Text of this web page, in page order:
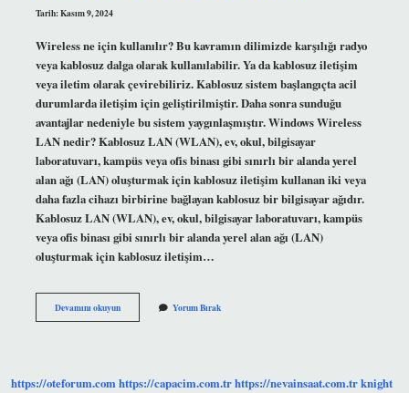
Tarih: Kasım 9, 2024
Wireless ne için kullanılır? Bu kavramın dilimizde karşılığı radyo
veya kablosuz dalga olarak kullanılabilir. Ya da kablosuz iletişim
veya iletim olarak çevirebiliriz. Kablosuz sistem başlangıçta acil
durumlarda iletişim için geliştirilmiştir. Daha sonra sunduğu
avantajlar nedeniyle bu sistem yaygınlaşmıştır. Windows Wireless
LAN nedir? Kablosuz LAN (WLAN), ev, okul, bilgisayar
laboratuvarı, kampüs veya ofis binası gibi sınırlı bir alanda yerel
alan ağı (LAN) oluşturmak için kablosuz iletişim kullanan iki veya
daha fazla cihazı birbirine bağlayan kablosuz bir bilgisayar ağıdır.
Kablosuz LAN (WLAN), ev, okul, bilgisayar laboratuvarı, kampüs
veya ofis binası gibi sınırlı bir alanda yerel alan ağı (LAN)
oluşturmak için kablosuz iletişim…
Devamını okuyunWireless
Lan
Yorum Bırak
https://oteforum.comhttps://capacim.com.trhttps://nevainsaat.com.trknight